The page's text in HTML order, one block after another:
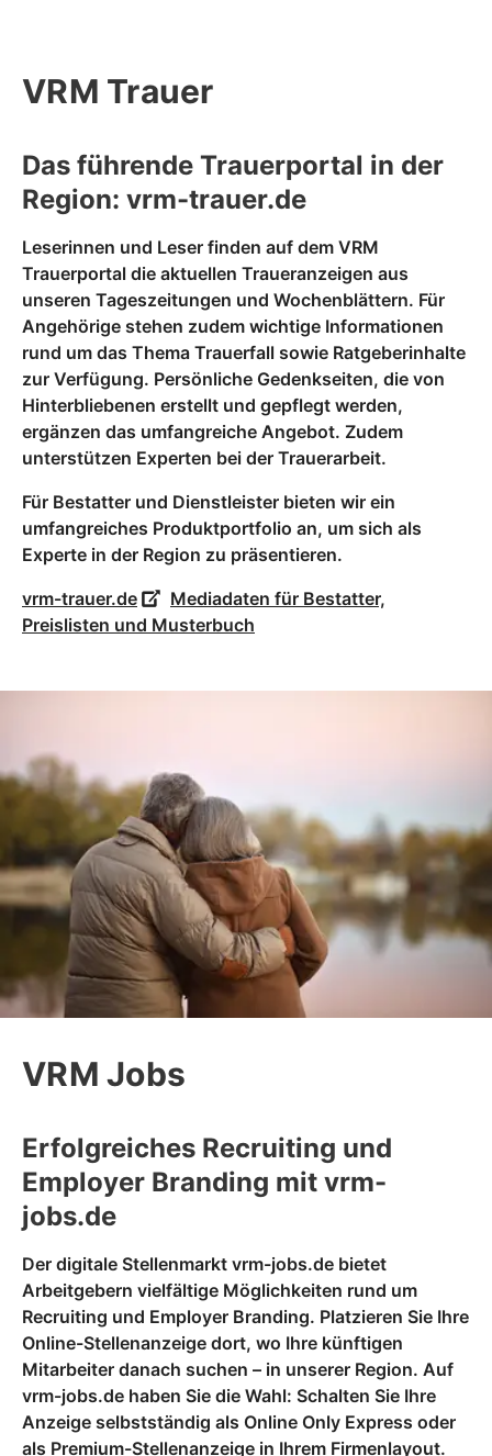
VRM Trauer
Das führende Trauerportal in der
Region: vrm-trauer.de
Leserinnen und Leser finden auf dem VRM
Trauerportal die aktuellen Traueranzeigen aus
unseren Tageszeitungen und Wochenblättern. Für
Angehörige stehen zudem wichtige Informationen
rund um das Thema Trauerfall sowie Ratgeberinhalte
zur Verfügung. Persönliche Gedenkseiten, die von
Hinterbliebenen erstellt und gepflegt werden,
ergänzen das umfangreiche Angebot. Zudem
unterstützen Experten bei der Trauerarbeit.
Für Bestatter und Dienstleister bieten wir ein
umfangreiches Produktportfolio an, um sich als
Experte in der Region zu präsentieren.
vrm-trauer.de
Mediadaten für Bestatter,
Preislisten und Musterbuch
VRM Jobs
Erfolgreiches Recruiting und
Employer Branding mit vrm-
jobs.de
Der digitale Stellenmarkt vrm-jobs.de bietet
Arbeitgebern vielfältige Möglichkeiten rund um
Recruiting und Employer Branding. Platzieren Sie Ihre
Online-Stellenanzeige dort, wo Ihre künftigen
Mitarbeiter danach suchen – in unserer Region. Auf
vrm-jobs.de haben Sie die Wahl: Schalten Sie Ihre
Anzeige selbstständig als Online Only Express oder
als Premium-Stellenanzeige in Ihrem Firmenlayout.